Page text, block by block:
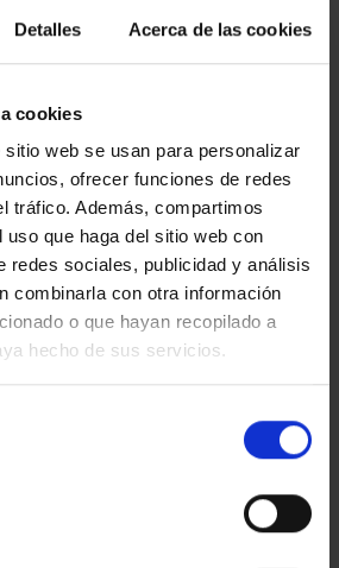
Detalles Acerca de las cookies
cookies
web se usan para personalizar
ofrecer funciones de redes
tráfico. Además, compartimos
uso que haga del sitio web con
redes sociales, publicidad y análisis
combinarla con otra información
o que hayan recopilado a
hecho de sus servicios.
CIUDADES PATRIMONIO
- ALCALÁ DE HENARES
73,00 €